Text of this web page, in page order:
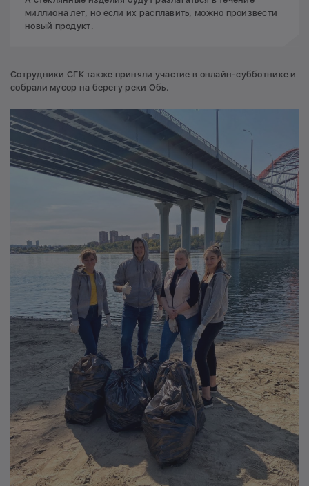
миллиона лет, но если их расплавить, можно произвести
новый продукт.
Сотрудники СГК также приняли участие в онлайн-субботнике и
собрали мусор на берегу реки Обь.